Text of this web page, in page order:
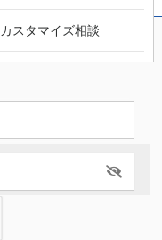
カスタマイズ相談